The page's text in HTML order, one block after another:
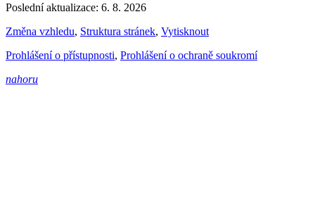
Poslední aktualizace: 6. 8. 2026
Změna vzhledu, Struktura stránek, Vytisknout
Prohlášení o přístupnosti, Prohlášení o ochraně soukromí
nahoru